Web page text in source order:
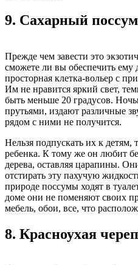
9. Сахарный поссум
Прежде чем завести это
сможете ли вы обеспечить
просторная клетка-вольер с
Им не нравится яркий свет,
быть меньше 20 градусов.
прутьями, издают различные
рядом с ними не получится.
Нельзя подпускать их к детям,
ребенка. К тому же он любит
дерева, оставляя царапины.
отстирать эту пахучую
природе поссумы ходят в
доме они не поменяют своих
мебель, обои, все, что
8. Красноухая